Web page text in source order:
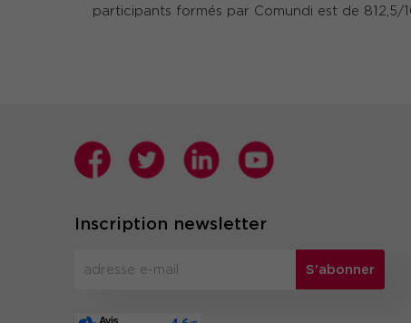
participants formés par Comundi est de 812,5/
Inscription newsletter
S'abonner